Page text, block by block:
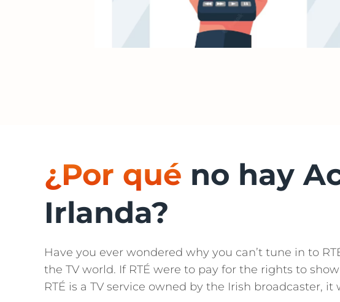
¿Por qué no hay
Irlanda?
Have you ever wondered why you can’t tune in to
the TV world. If RTÉ were to pay for the rights to
RTÉ is a TV service owned by the Irish broadcaster,